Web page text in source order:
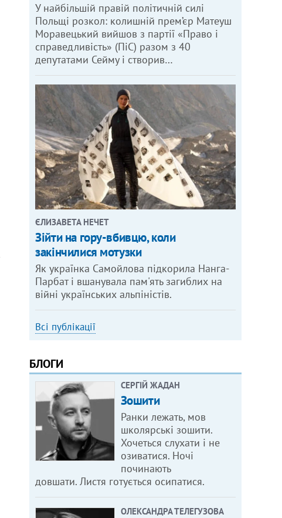
У найбільшій правій політичній силі
Польщі розкол: колишній прем’єр Матеуш
Моравецький вийшов з партії «Право і
справедливість» (ПіС) разом з 40
депутатами Сейму і створив…
ЄЛИЗАВЕТА НЕЧЕТ
Зійти на гору-вбивцю, коли
закінчилися мотузки
Як українка Самойлова підкорила Нанга-
Парбат і вшанувала пам'ять загиблих на
війні українських альпіністів.
Всі публікації
БЛОГИ
СЕРГІЙ ЖАДАН
Зошити
Ранки лежать, мов
школярські зошити.
Хочеться слухати і не
озиватися. Ночі
починають
довшати. Листя готується осипатися.
ОЛЕКСАНДРА ТЕЛЕГУЗОВА